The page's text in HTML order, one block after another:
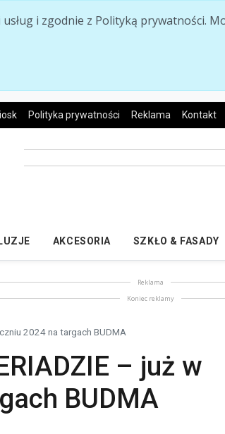
i zgodnie z Polityką prywatności.
Polityka prywatności Reklama Kontakt
AKCESORIA SZKŁO & FASADY
Reklama
Koniec reklamy
2024 na targach BUDMA
– już w
BUDMA